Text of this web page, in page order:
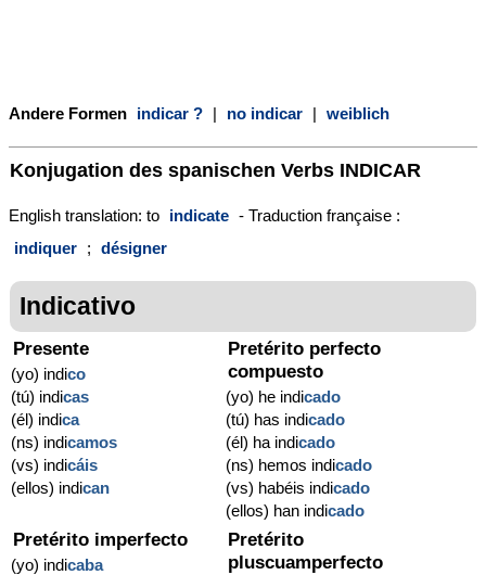
Andere Formen indicar ? | no indicar | weiblich
Konjugation des spanischen Verbs INDICAR
English translation: to indicate - Traduction française :
indiquer ; désigner
Indicativo
Presente
(yo) indico
(tú) indicas
(él) indica
(ns) indicamos
(vs) indicáis
(ellos) indican
Pretérito perfecto
compuesto
(yo) he indicado
(tú) has indicado
(él) ha indicado
(ns) hemos indicado
(vs) habéis indicado
(ellos) han indicado
Pretérito imperfecto
(yo) indicaba
Pretérito
pluscuamperfecto